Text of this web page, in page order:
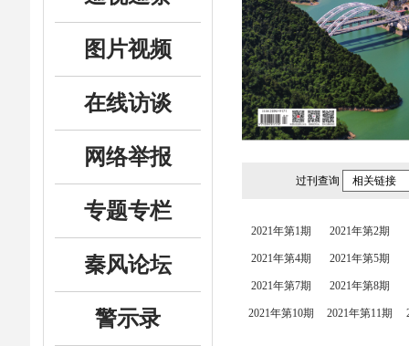
图片视频
在线访谈
网络举报
专题专栏
秦风论坛
警示录
过刊查询 相关链接
2021年第1期 2021年第2期
2021年第4期 2021年第5期
2021年第7期 2021年第8期
2021年第10期 2021年第11期